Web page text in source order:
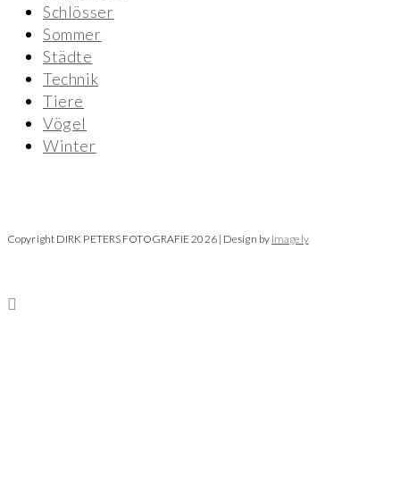
Schlösser
Sommer
Städte
Technik
Tiere
Vögel
Winter
Copyright DIRK PETERS FOTOGRAFIE 2026 | Design by Imagely